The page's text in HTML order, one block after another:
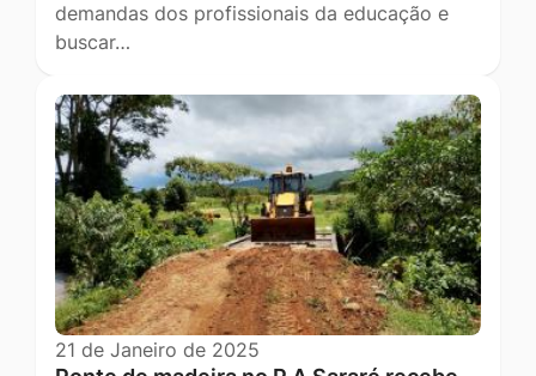
demandas dos profissionais da educação e
buscar…
21 de Janeiro de 2025